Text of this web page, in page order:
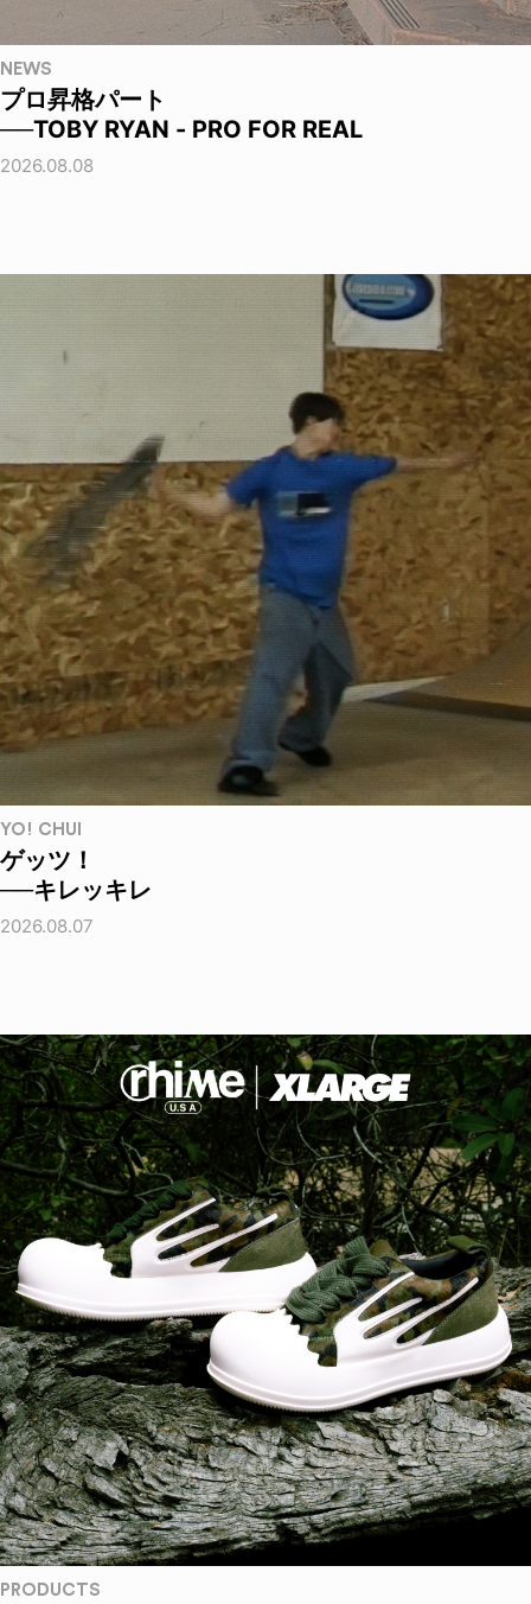
NEWS
プロ昇格パート
──TOBY RYAN - PRO FOR REAL
2026.08.08
YO! CHUI
ゲッツ！
──キレッキレ
2026.08.07
PRODUCTS